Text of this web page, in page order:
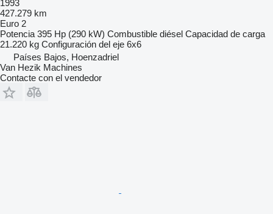
1993
427.279 km
Euro 2
Potencia 395 Hp (290 kW) Combustible diésel Capacidad de carga
21.220 kg Configuración del eje 6x6
Países Bajos, Hoenzadriel
Van Hezik Machines
Contacte con el vendedor